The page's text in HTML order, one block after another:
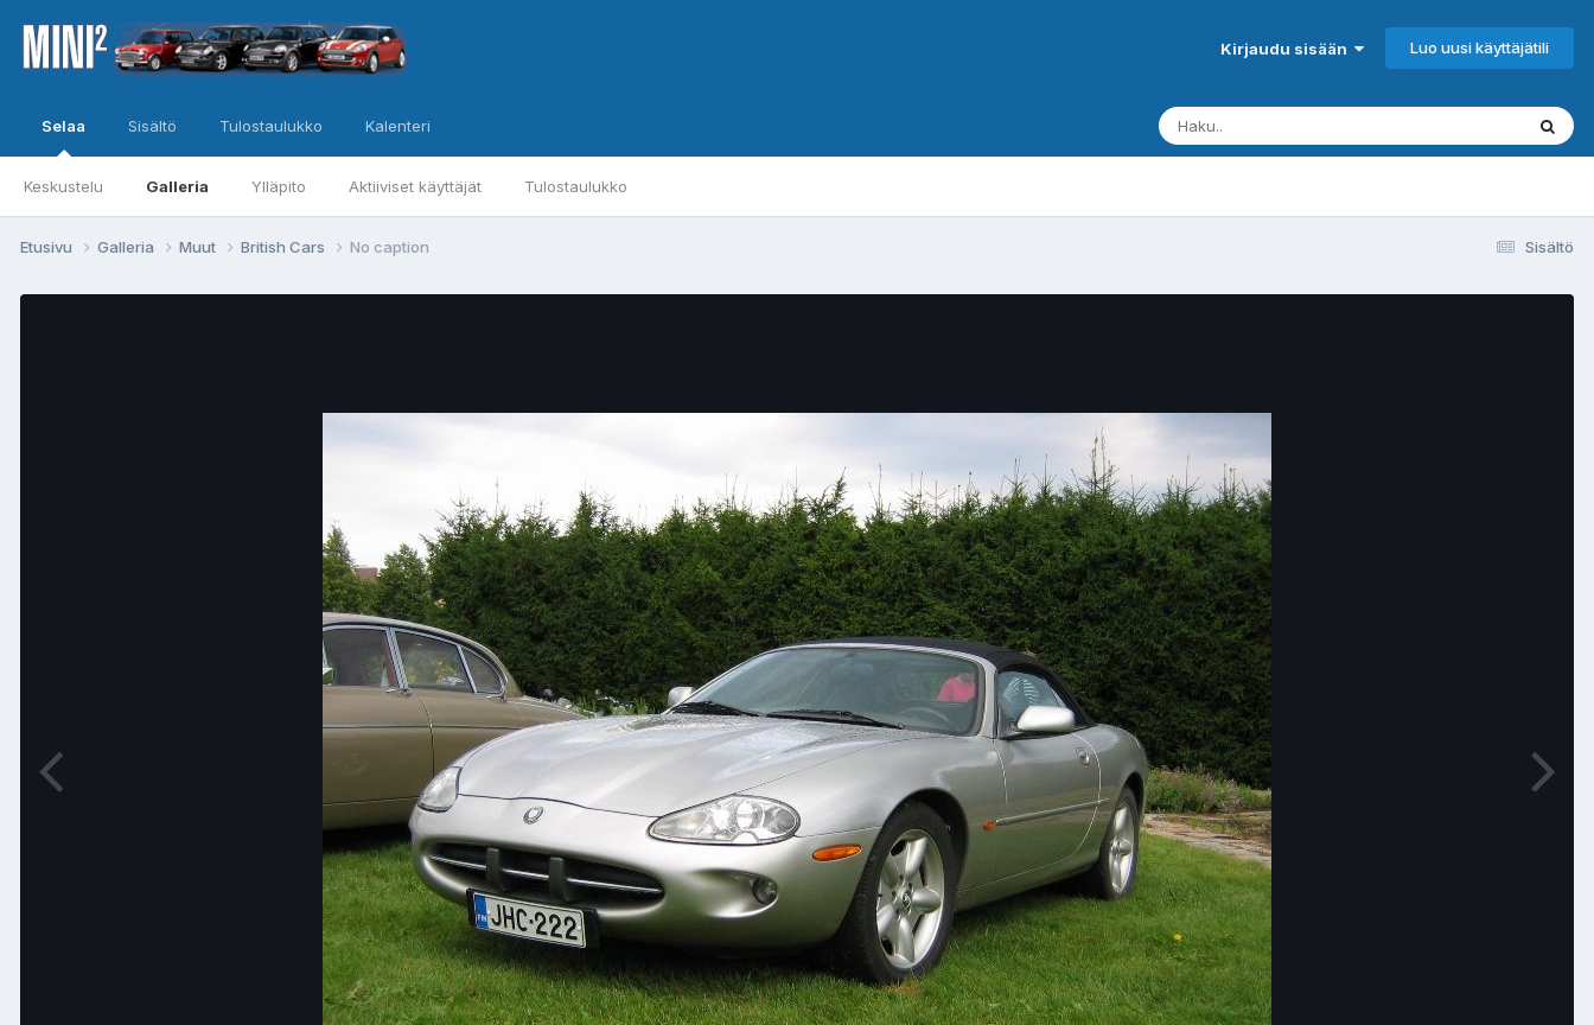
Kirjaudu sisään Luo uusi käyttäjätili
Selaa
Keskustelu Galleria Ylläpito Aktiiviset käyttäjät Tulostaulukko
Sisältö Tulostaulukko Kalenteri
Sisältö
Etusivu Galleria Muut British Cars No caption